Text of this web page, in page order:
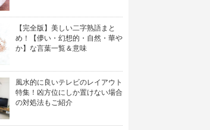
【完全版】美しい二字熟語まと
め！【儚い・幻想的・自然・華や
か】な言葉一覧＆意味
風水的に良いテレビのレイアウト
特集！凶方位にしか置けない場合
の対処法もご紹介